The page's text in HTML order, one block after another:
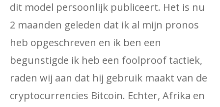
dit model persoonlijk publiceert. Het is nu
2 maanden geleden dat ik al mijn pronos
heb opgeschreven en ik ben een
begunstigde ik heb een foolproof tactiek,
raden wij aan dat hij gebruik maakt van de
cryptocurrencies Bitcoin. Echter, Afrika en